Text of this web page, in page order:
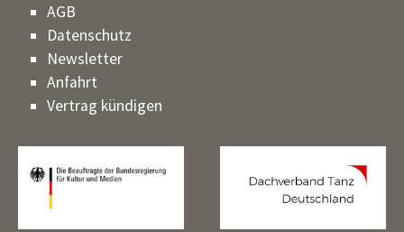
AGB
Datenschutz
Newsletter
Anfahrt
Vertrag kündigen